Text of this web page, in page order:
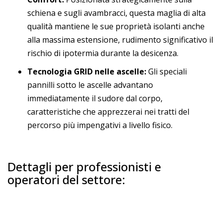
schiena e sugli avambracci, questa maglia di alta
qualità mantiene le sue proprietà isolanti anche
alla massima estensione, rudimento significativo il
rischio di ipotermia durante la desicenza.
Tecnologia GRID nelle ascelle:Gli speciali
pannilli sotto le ascelle advantano
immediatamente il sudore dal corpo,
caratteristiche che apprezzerai nei tratti del
percorso più impengativi a livello fisico.
Dettagli per professionisti e
operatori del settore: